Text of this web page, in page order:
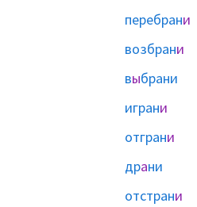
перебрани
возбрани
выбрани
играни
отграни
драни
отстрани